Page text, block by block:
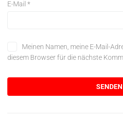
E-Mail *
Meinen Namen, meine E-Mail-
diesem Browser für die nächste